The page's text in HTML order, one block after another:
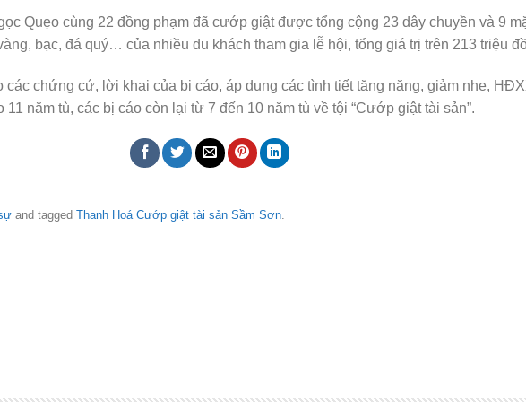
Quẹo cùng 22 đồng phạm đã cướp giật được tổng cộng 23 dây chuyền và 9
bạc, đá quý… của nhiều du khách tham gia lễ hội, tổng giá trị trên 213 triệu
các chứng cứ, lời khai của bị cáo, áp dụng các tình tiết tăng nặng, giảm nhẹ,
11 năm tù, các bị cáo còn lại từ 7 đến 10 năm tù về tội “Cướp giật tài sản”.
and tagged Thanh Hoá Cướp giật tài sản Sầm Sơn.